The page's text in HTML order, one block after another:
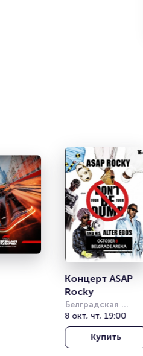
Концерт ASAP
Rocky
Белградская
Арена (бывш.
Штарк Арена)
8 окт, чт, 19:00
Купить